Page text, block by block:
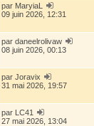
par MaryiaL
09 juin 2026, 12:31
par daneelrolivaw
08 juin 2026, 00:13
par Joravix
31 mai 2026, 19:57
par LC41
27 mai 2026, 13:04